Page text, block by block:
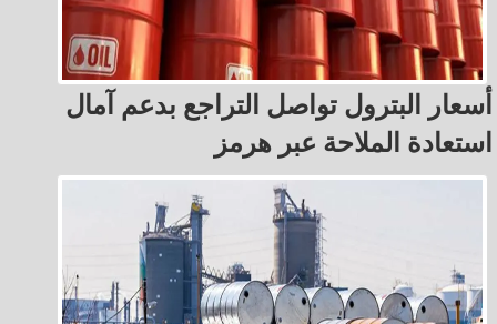
أسعار البترول تواصل التراجع بدعم آمال
استعادة الملاحة عبر هرمز